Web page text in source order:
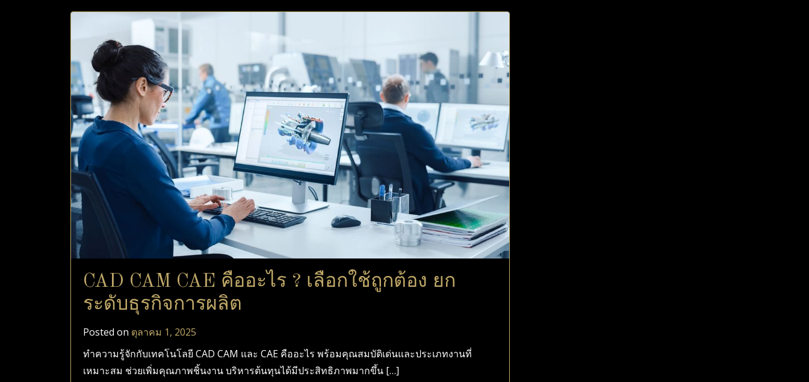
CAD CAM CAE คืออะไร ? เลือกใช้ถูกต้อง ยก
ระดับธุรกิจการผลิต
Posted on ตุลาคม 1, 2025
ทำความรู้จักกับเทคโนโลยี CAD CAM และ CAE คืออะไร พร้อมคุณสมบัติเด่นและประเภทงานที่
เหมาะสม ช่วยเพิ่มคุณภาพชิ้นงาน บริหารต้นทุนได้มีประสิทธิภาพมากขึ้น […]